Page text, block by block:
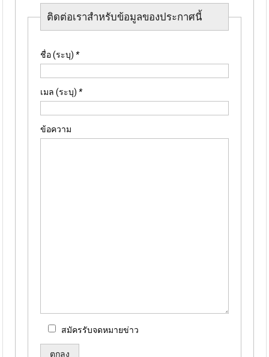
ติดต่อเราสำหรับข้อมูลของประกาศนี้
ชื่อ (ระบุ) *
เมล (ระบุ) *
ข้อความ
สมัครรับจดหมายข่าว